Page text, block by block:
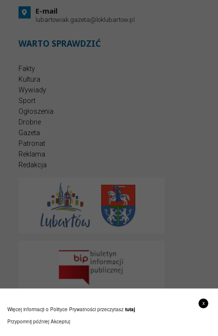
E-mail
lubartowiak.gazeta@loklubartow.pl
WARTO SPRAWDZIĆ
Fakty
Kultura
Wywiady
Sport
Ogłoszenia
Drobne
Gazeta
Patronat
Reklama
Redakcja
x
Więcej informacji o Polityce Prywatności przeczytasz tutaj
Przypomnij później Akceptuj